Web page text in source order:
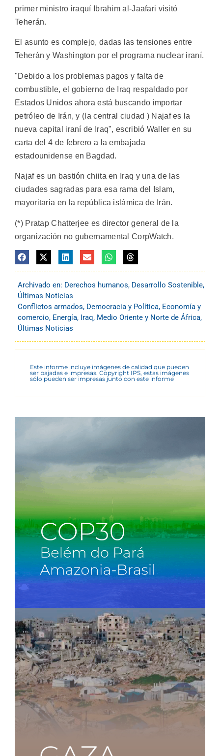
primer ministro iraquí Ibrahim al-Jaafari visitó
Teherán.
El asunto es complejo, dadas las tensiones entre
Teherán y Washington por el programa nuclear iraní.
"Debido a los problemas pagos y falta de
combustible, el gobierno de Iraq respaldado por
Estados Unidos ahora está buscando importar
petróleo de Irán, y (la central ciudad ) Najaf es la
nueva capital iraní de Iraq", escribió Waller en su
carta del 4 de febrero a la embajada
estadounidense en Bagdad.
Najaf es un bastión chiita en Iraq y una de las
ciudades sagradas para esa rama del Islam,
mayoritaria en la república islámica de Irán.
(*) Pratap Chatterjee es director general de la
organización no gubernamental CorpWatch.
Archivado en: Derechos humanos, Desarrollo Sostenible,
Últimas Noticias
Conflictos armados, Democracia y Política, Economía y
comercio, Energía, Iraq, Medio Oriente y Norte de África,
Últimas Noticias
Este informe incluye imágenes de calidad que pueden
ser bajadas e impresas. Copyright IPS, estas imágenes
sólo pueden ser impresas junto con este informe